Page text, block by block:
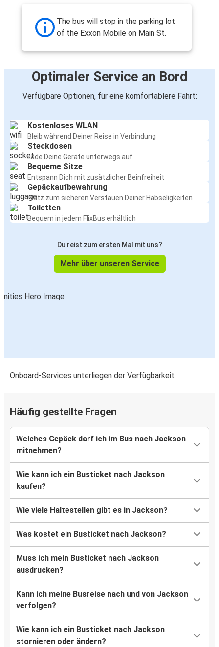
The bus will stop in the parking lot
of the Exxon Mobile on Main St.
Optimaler Service an Bord
Verfügbare Optionen, für eine komfortablere Fahrt:
Kostenloses WLAN
Bleib während Deiner Reise in Verbindung
Steckdosen
Lade Deine Geräte unterwegs auf
Bequeme Sitze
Entspann Dich mit zusätzlicher Beinfreiheit
Gepäckaufbewahrung
Platz zum sicheren Verstauen Deiner Habseligkeiten
Toiletten
Bequem in jedem FlixBus erhältlich
Du reist zum ersten Mal mit uns?
Mehr über unseren Service
Onboard-Services unterliegen der Verfügbarkeit
Häufig gestellte Fragen
Welches Gepäck darf ich im Bus nach Jackson
mitnehmen?
Wie kann ich ein Busticket nach Jackson
kaufen?
Wie viele Haltestellen gibt es in Jackson?
Was kostet ein Busticket nach Jackson?
Muss ich mein Busticket nach Jackson
ausdrucken?
Kann ich meine Busreise nach und von Jackson
verfolgen?
Wie kann ich ein Busticket nach Jackson
stornieren oder ändern?